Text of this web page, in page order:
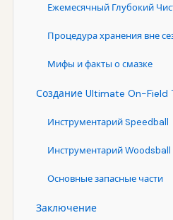
Ежемесячный Глубокий
Процедура хранения вне
Мифы и факты о смазке
Создание Ultimate On-Field
Инструментарий Speedball
Инструментарий Woodsball
Основные запасные части
Заключение